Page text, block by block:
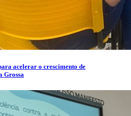
acelerar o crescimento de
Grossa